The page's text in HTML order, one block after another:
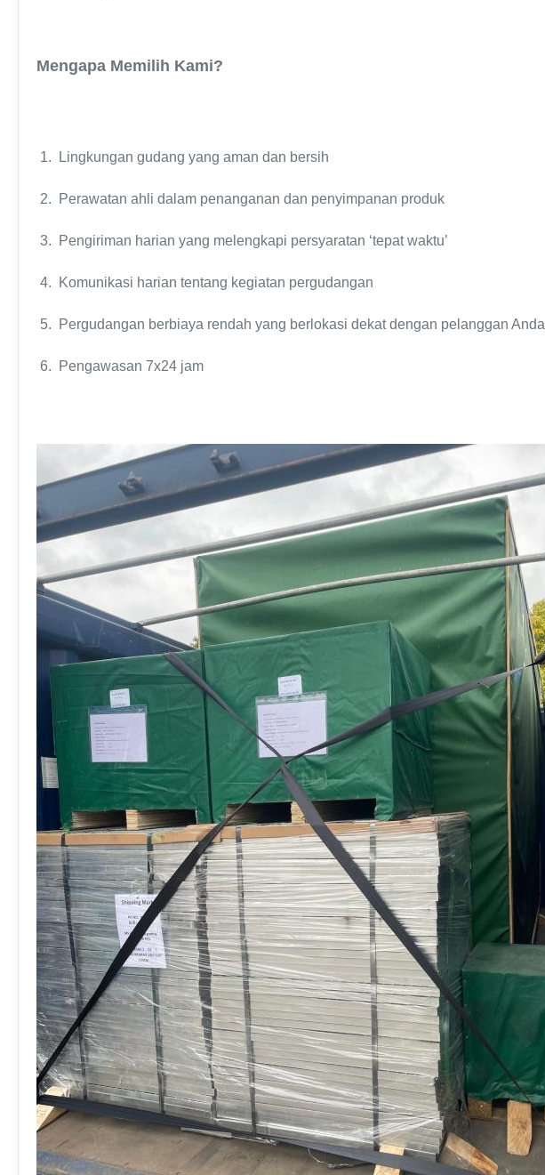
Mengapa Memilih Kami?
1. Lingkungan gudang yang aman dan bersih
2. Perawatan ahli dalam penanganan dan penyimpanan produk
3. Pengiriman harian yang melengkapi persyaratan ‘tepat waktu’
4. Komunikasi harian tentang kegiatan pergudangan
5. Pergudangan berbiaya rendah yang berlokasi dekat dengan pelanggan Anda
6. Pengawasan 7x24 jam